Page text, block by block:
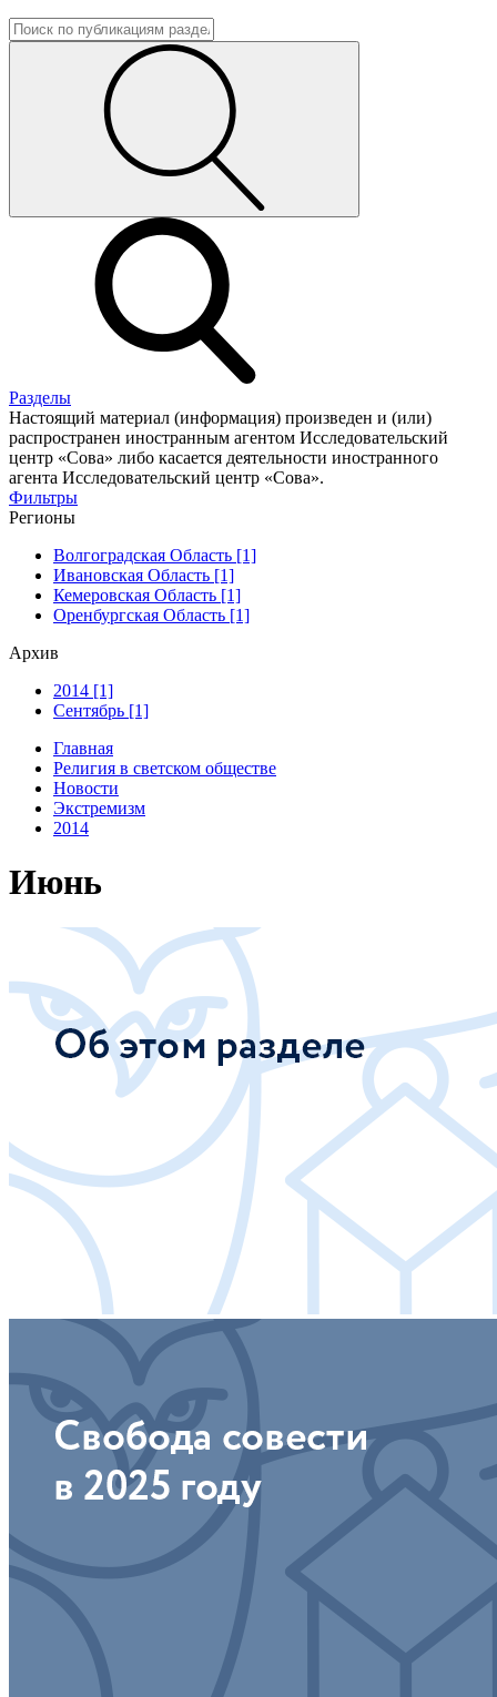
Разделы
Настоящий материал (информация) произведен и (или)
распространен иностранным агентом Исследовательский
центр «Сова» либо касается деятельности иностранного
агента Исследовательский центр «Сова».
Фильтры
Регионы
Волгоградская Область [1]
Ивановская Область [1]
Кемеровская Область [1]
Оренбургская Область [1]
Архив
2014 [1]
Сентябрь [1]
Главная
Религия в светском обществе
Новости
Экстремизм
2014
Июнь